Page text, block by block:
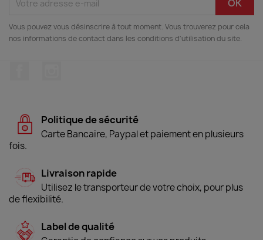
Vous pouvez vous désinscrire à tout moment. Vous trouverez pour cela
nos informations de contact dans les conditions d'utilisation du site.
Politique de sécurité
Carte Bancaire, Paypal et paiement en plusieurs
fois.
Livraison rapide
Utilisez le transporteur de votre choix, pour plus
de flexibilité.
Label de qualité